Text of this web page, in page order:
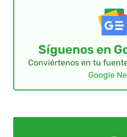
Síguenos en
Conviértenos en tu
Google